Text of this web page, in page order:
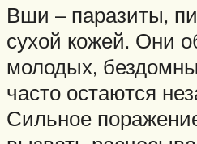
Вши – паразиты,
сухой кожей. Они
молодых,
часто остаются
Сильное